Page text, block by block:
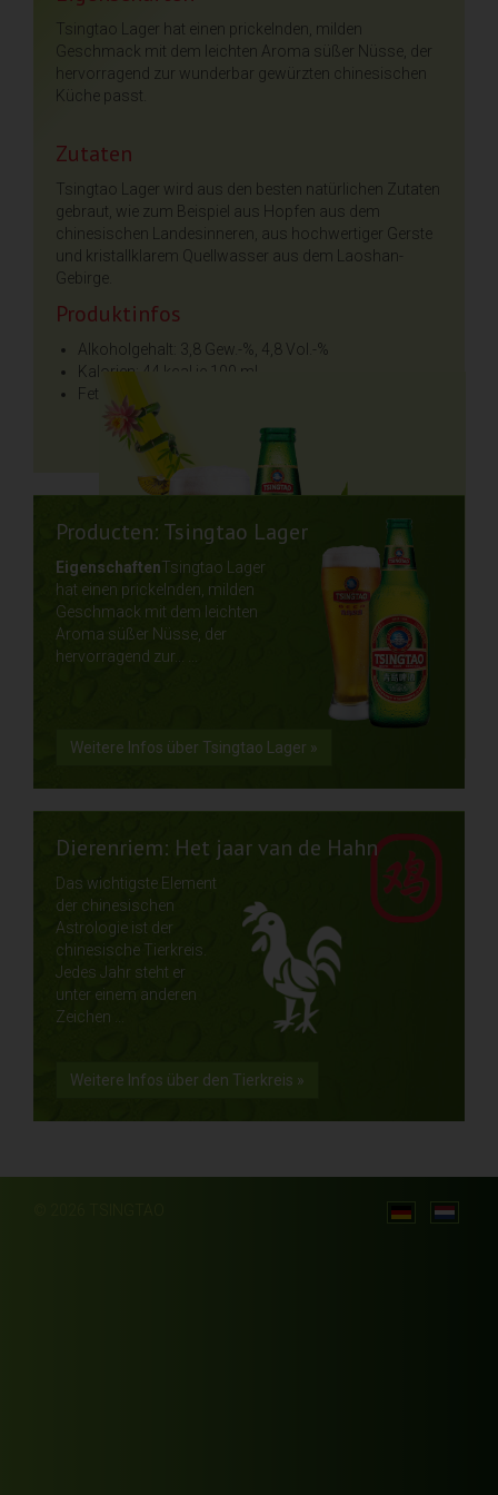
Tsingtao Lager hat einen prickelnden, milden
Geschmack mit dem leichten Aroma süßer Nüsse, der
hervorragend zur wunderbar gewürzten chinesischen
Küche passt.
Zutaten
Tsingtao Lager wird aus den besten natürlichen Zutaten
gebraut, wie zum Beispiel aus Hopfen aus dem
chinesischen Landesinneren, aus hochwertiger Gerste
und kristallklarem Quellwasser aus dem Laoshan-
Gebirge.
Produktinfos
Alkoholgehalt: 3,8 Gew.-%, 4,8 Vol.-%
Kalorien: 44 kcal je 100 ml
Fettgehalt: 0 g
Producten: Tsingtao Lager
EigenschaftenTsingtao Lager
hat einen prickelnden, milden
Geschmack mit dem leichten
Aroma süßer Nüsse, der
hervorragend zur... ...
Weitere Infos über Tsingtao Lager »
Dierenriem: Het jaar van de Hahn
Das wichtigste Element
der chinesischen
Astrologie ist der
chinesische Tierkreis.
Jedes Jahr steht er
unter einem anderen
Zeichen ...
Weitere Infos über den Tierkreis »